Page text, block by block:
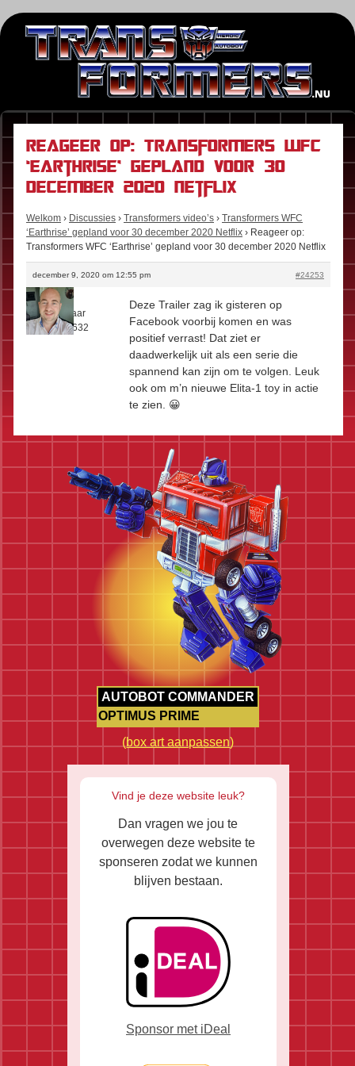
Reageer op: Transformers WFC
‘Earthrise’ gepland voor 30
december 2020 Netflix
Welkom › Discussies › Transformers video’s › Transformers WFC
‘Earthrise’ gepland voor 30 december 2020 Netflix › Reageer op:
Transformers WFC ‘Earthrise’ gepland voor 30 december 2020 Netflix
december 9, 2020 om 12:55 pm #24253
Floris
Rol:Eigenaar
Berichten:632
Deze Trailer zag ik gisteren op
Facebook voorbij komen en was
positief verrast! Dat ziet er
daadwerkelijk uit als een serie die
spannend kan zijn om te volgen. Leuk
ook om m’n nieuwe Elita-1 toy in actie
te zien. 😀
AUTOBOT COMMANDER
OPTIMUS PRIME
(box art aanpassen)
Vind je deze website leuk?
Dan vragen we jou te
overwegen deze website te
sponseren zodat we kunnen
blijven bestaan.
Sponsor met iDeal